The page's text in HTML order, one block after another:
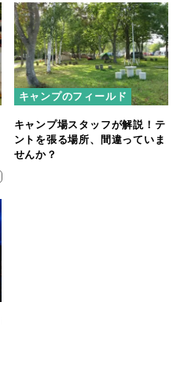
キャンプのフィールド
キャンプ場スタッフが解説！テ
ントを張る場所、間違っていま
せんか？